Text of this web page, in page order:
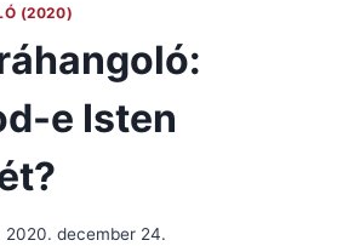
(2020)
e Isten
2020. december 24.